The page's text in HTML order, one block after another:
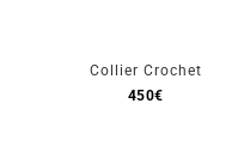
Collier Crochet
450€